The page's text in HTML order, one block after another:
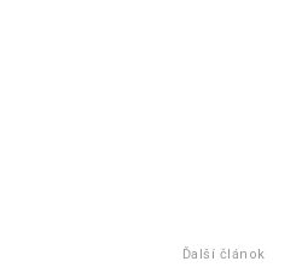
Ďalší článok